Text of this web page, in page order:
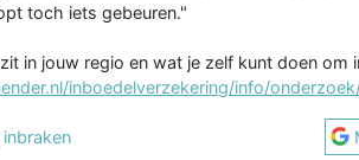
toch iets gebeuren."
in jouw regio en wat je zelf kunt doen om
inboedelverzekering/info/
inbraken